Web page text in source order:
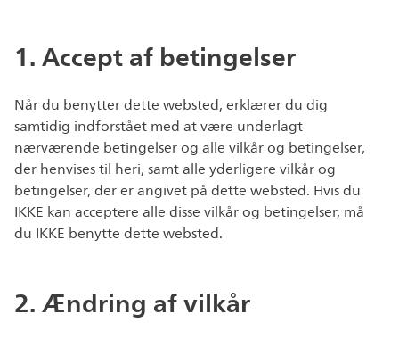
1. Accept af betingelser
Når du benytter dette websted, erklærer du dig
samtidig indforstået med at være underlagt
nærværende betingelser og alle vilkår og betingelser,
der henvises til heri, samt alle yderligere vilkår og
betingelser, der er angivet på dette websted. Hvis du
IKKE kan acceptere alle disse vilkår og betingelser, må
du IKKE benytte dette websted.
2. Ændring af vilkår